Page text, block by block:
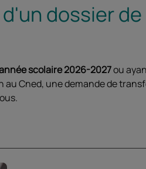
dossier
scolaire 2026-2027ou
Cned, une demande de